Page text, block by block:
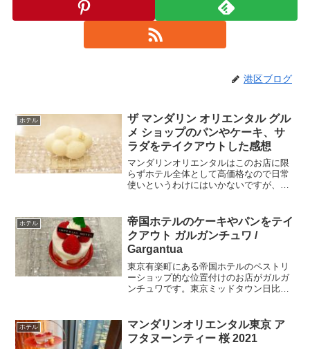
港区ブログ
ホテル
ザ マンダリン オリエンタル グル
メ ショップのパンやケーキ、サ
ラダをテイクアウトした感想
マンダリンオリエンタルはこのお店に限
らずホテル全体として高価格なので日常
使いというわけにはいかないですが、映
ンができる同店ですが、ケーキは単価が
本当に高めですが、パンは...
ホテル
帝国ホテルのケーキやパンをテイ
クアウト ガルガンチュワ /
Gargantua
東京有楽町にある帝国ホテルのペストリ
ーショップ的な位置付けのお店がガルガ
ンチュワです。東京ミッドタウン日比谷
産を買いになどといった用途に最適で
す。ケーキ苺のショートケー...
ホテル
マンダリンオリエンタル東京 ア
フタヌーンティー 桜 2021